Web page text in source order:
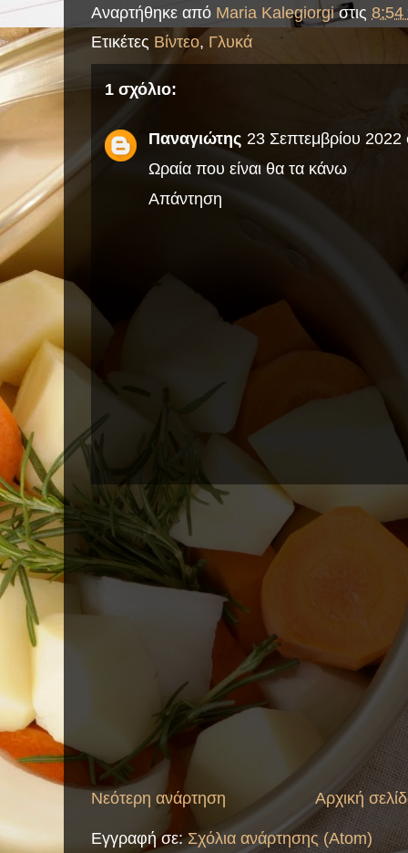
Αναρτήθηκε από Maria Kalegiorgi στις 8:54
Ετικέτες Βίντεο, Γλυκά
1 σχόλιο:
Παναγιώτης 23 Σεπτεμβρίου 2022
Ωραία που είναι θα τα κάνω
Απάντηση
Νεότερη ανάρτηση Αρχική
Εγγραφή σε:Σχόλια ανάρτησης (Atom)